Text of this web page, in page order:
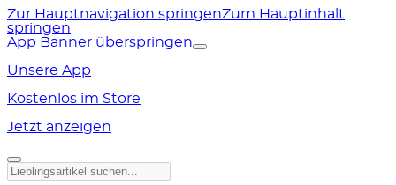
Zur Hauptnavigation springenZum Hauptinhalt
springen
App Banner überspringen
Unsere App
Kostenlos im Store
Jetzt anzeigen